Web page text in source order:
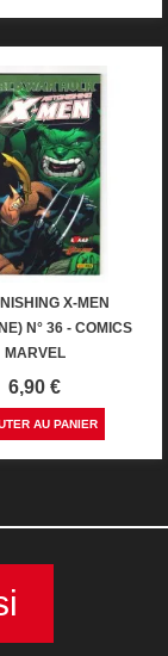
X-MEN
N° 36 - COMICS
MARVEL
Prix
6,90 €
AU PANIER